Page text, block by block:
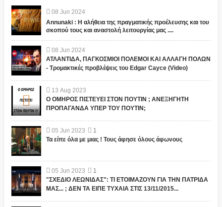
08 Jun 2024
Annunaki : Η αλήθεια της πραγματικής προέλευσης και του
σκοπού τους και αναστολή λειτουργίας μας ....
08 Jun 2024
ΑΤΛΑΝΤΙΔΑ, ΠΑΓΚΟΣΜΙΟΙ ΠΟΛΕΜΟΙ ΚΑΙ ΑΛΛΑΓΗ ΠΟΛΩΝ
- Τρομακτικές προβλέψεις του Edgar Cayce (Video)
13 Aug 2023
Ο ΟΜΗΡΟΣ ΠΙΣΤΕΥΕΙ ΣΤΟΝ ΠΟΥΤΙΝ ; ΑΝΕΞΗΓΗΤΗ
ΠΡΟΠΑΓΑΝΔΑ ΥΠΕΡ ΤΟΥ ΠΟΥΤΙΝ;
05 Jun 2023
1
Τα είπε όλα με μιας ! Τους άφησε όλους άφωνους
05 Jun 2023
1
"ΣΧΕΔΙΟ ΛΕΩΝΙΔΑΣ": ΤΙ ΕΤΟΙΜΑΖΟΥΝ ΓΙΑ ΤΗΝ ΠΑΤΡΙΔΑ
ΜΑΣ... ; ΔΕΝ ΤΑ ΕΙΠΕ ΤΥΧΑΙΑ ΣΤΙΣ 13/11/2015...